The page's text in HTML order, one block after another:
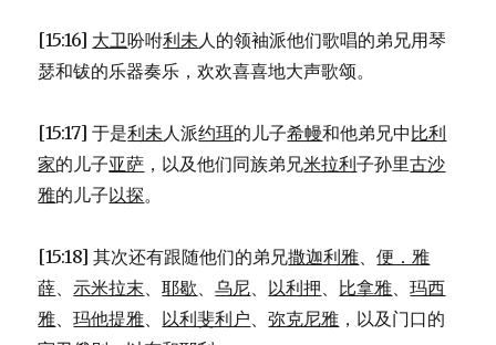
[15:16] 大卫吩咐利未人的领袖派他们歌唱的弟兄用琴
瑟和钹的乐器奏乐，欢欢喜喜地大声歌颂。
[15:17] 于是利未人派约珥的儿子希幔和他弟兄中 比利
家的儿子亚萨 ，以及他们同族弟兄米拉利子孙里古沙
雅的儿子以探。
[15:18] 其次还有跟随他们的弟兄撒迦利雅、便．雅
薛、示米拉末、耶歇、乌尼、 以利押、 比拿雅、玛西
雅、玛他提雅、 以利斐利户、弥克尼雅 ，以及门口的